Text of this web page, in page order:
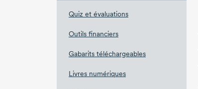
Quiz et évaluations
Outils financiers
Gabarits téléchargeables
Livres numériques